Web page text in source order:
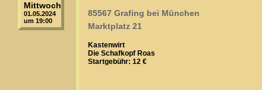
Mittwoch
01.05.2024
um 19:00
85567 Grafing bei München
Marktplatz 21
Kastenwirt
Die Schafkopf Roas
Startgebühr: 12 €